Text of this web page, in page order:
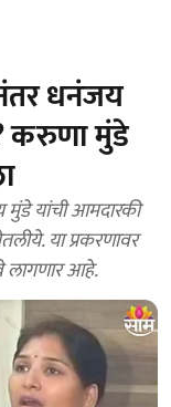
धनंजय
करुणा मुंडे
यांची आमदारकी
या प्रकरणावर
लागणार आहे.